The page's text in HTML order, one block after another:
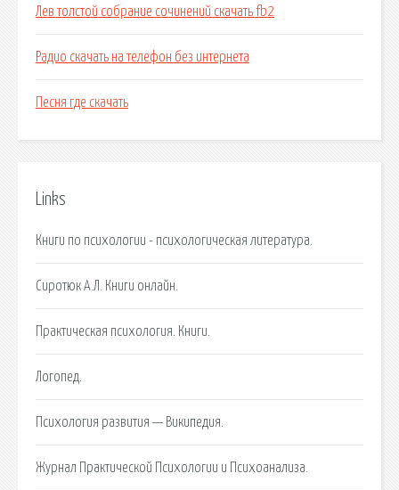
Лев толстой собрание сочинений скачать fb2
Радио скачать на телефон без интернета
Песня где скачать
Links
Книги по психологии - психологическая литература.
Сиротюк А.Л. Книги онлайн.
Практическая психология. Книги.
Логопед.
Психология развития — Википедия.
Журнал Практической Психологии и Психоанализа.